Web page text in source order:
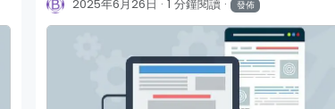
2025年6月26日 1 分鐘閱讀 發佈